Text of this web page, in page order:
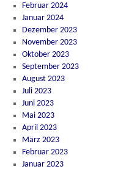
Februar 2024
Januar 2024
Dezember 2023
November 2023
Oktober 2023
September 2023
August 2023
Juli 2023
Juni 2023
Mai 2023
April 2023
März 2023
Februar 2023
Januar 2023